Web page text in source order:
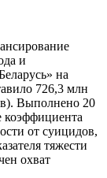
и
на
726,3 млн
Выполнено 20
коэффициента
от суицидов,
тяжести
охват